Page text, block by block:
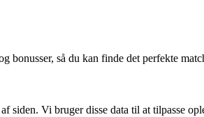
så du kan finde det perfekte
Vi bruger disse data til at tilpasse